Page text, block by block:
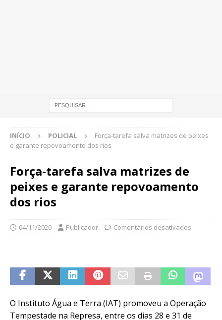
INÍCIO POLICIAL
Força-tarefa salva matrizes de peixes
e garante repovoamento dos rios
Força-tarefa salva matrizes de
peixes e garante repovoamento
dos rios
04/11/2020 Publicador Comentários desativados
O Instituto Água e Terra (IAT) promoveu a Operação
Tempestade na Represa, entre os dias 28 e 31 de